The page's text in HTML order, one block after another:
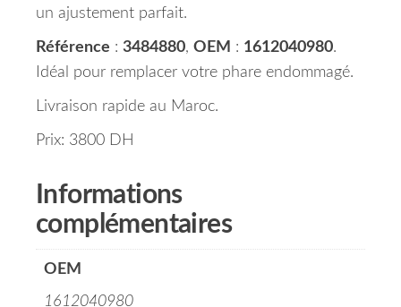
un ajustement parfait.
Référence : 3484880, OEM : 1612040980.
Idéal pour remplacer votre phare endommagé.
Livraison rapide au Maroc.
Prix: 3800 DH
Informations
complémentaires
OEM
1612040980